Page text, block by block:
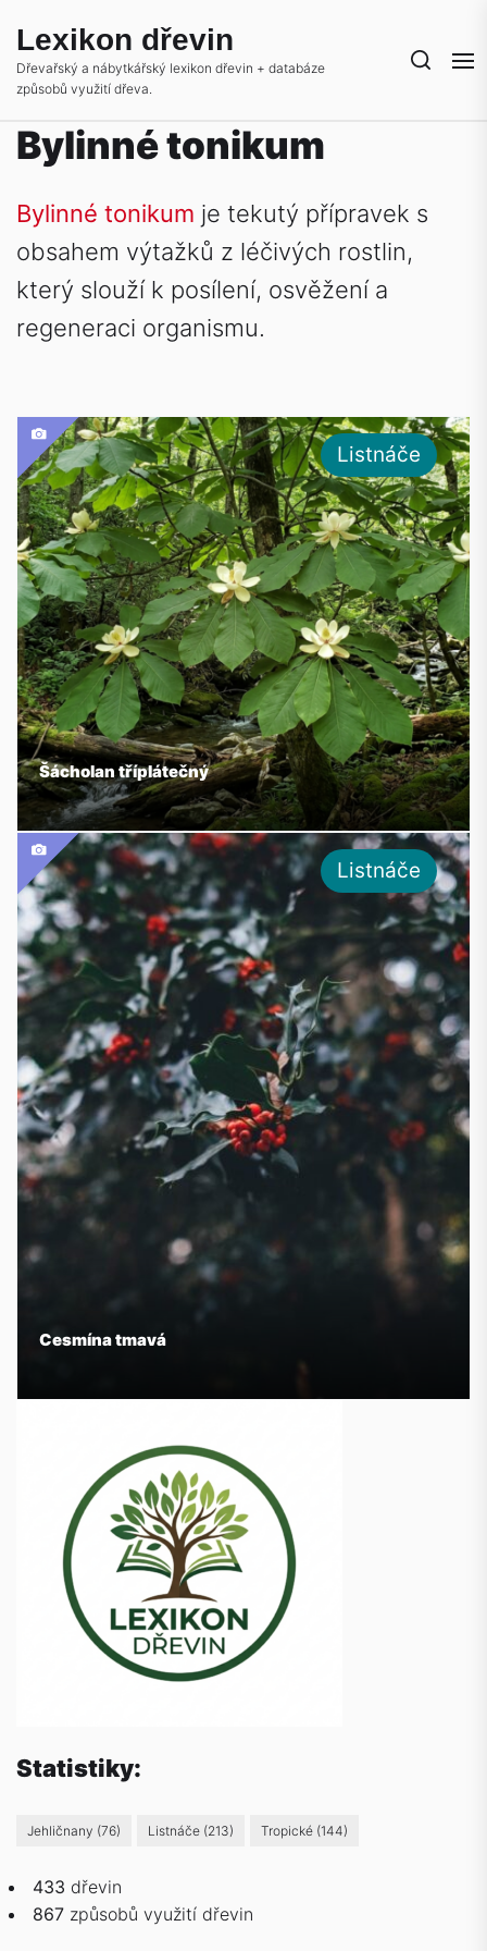
the
content
Lexikon dřevin
Dřevařský a nábytkářský lexikon dřevin + databáze
způsobů využití dřeva.
Bylinné tonikum
Bylinné tonikum je tekutý přípravek s
obsahem výtažků z léčivých rostlin,
který slouží k posílení, osvěžení a
regeneraci organismu.
Listnáče
Šácholan tříplátečný
Listnáče
Cesmína tmavá
Statistiky:
Jehličnany (76) Listnáče (213) Tropické (144)
433 dřevin
867 způsobů využití dřevin